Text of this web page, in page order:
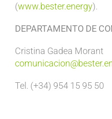
(www.bester.energy).
DEPARTAMENTO DE
Cristina Gadea Morant
Tel. (+34) 954 15 95 50